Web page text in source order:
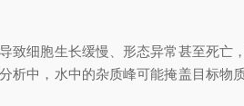
细胞生长缓慢、形态异常甚至死亡
中，水中的杂质峰可能掩盖目标物